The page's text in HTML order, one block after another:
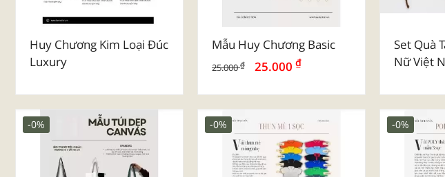
Huy Chương Kim Loại Đúc
Luxury
Mẫu Huy Chương Basic
25.000₫ 25.000 ₫
Set Quà
Nữ Việt
-0% -0% -0%